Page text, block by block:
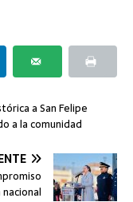
a San Felipe
a la comunidad